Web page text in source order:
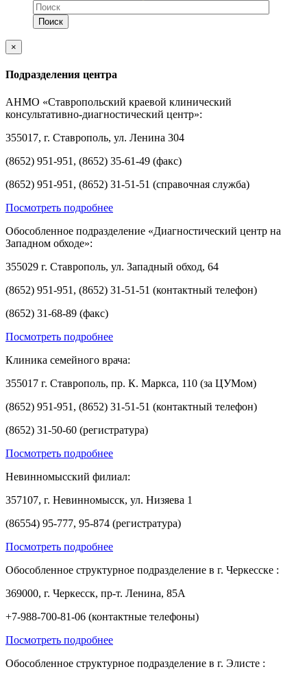
×
Подразделения центра
АНМО «Ставропольский краевой клинический
консультативно-диагностический центр»:
355017, г. Ставрополь, ул. Ленина 304
(8652) 951-951, (8652) 35-61-49 (факс)
(8652) 951-951, (8652) 31-51-51 (справочная служба)
Посмотреть подробнее
Обособленное подразделение «Диагностический центр на
Западном обходе»:
355029 г. Ставрополь, ул. Западный обход, 64
(8652) 951-951, (8652) 31-51-51 (контактный телефон)
(8652) 31-68-89 (факс)
Посмотреть подробнее
Клиника семейного врача:
355017 г. Ставрополь, пр. К. Маркса, 110 (за ЦУМом)
(8652) 951-951, (8652) 31-51-51 (контактный телефон)
(8652) 31-50-60 (регистратура)
Посмотреть подробнее
Невинномысский филиал:
357107, г. Невинномысск, ул. Низяева 1
(86554) 95-777, 95-874 (регистратура)
Посмотреть подробнее
Обособленное структурное подразделение в г. Черкесске :
369000, г. Черкесск, пр-т. Ленина, 85А
+7-988-700-81-06 (контактные телефоны)
Посмотреть подробнее
Обособленное структурное подразделение в г. Элисте :